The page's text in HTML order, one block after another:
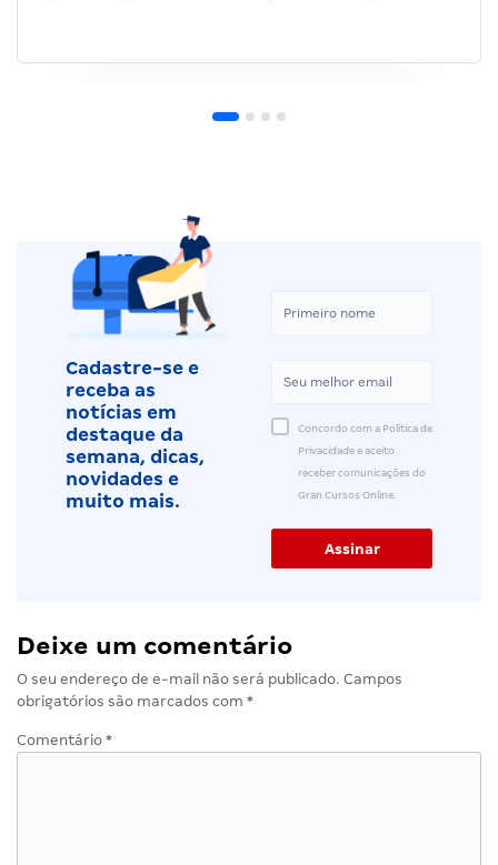
Cadastre-se e
receba as
notícias em
destaque da
semana, dicas,
novidades e
muito mais.
Concordo com a Política de
Privacidade e aceito
receber comunicações do
Gran Cursos Online.
Deixe um comentário
O seu endereço de e-mail não será publicado. Campos
obrigatórios são marcados com *
Comentário *